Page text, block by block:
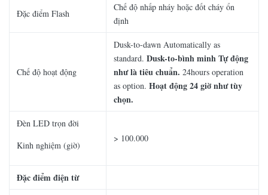
Đặc điểm Flash
Chế độ nhấp nháy hoặc đốt cháy ổn
định
Chế độ hoạt động
Dusk-to-dawn Automatically as
standard. Dusk-to-bình minh Tự động
như là tiêu chuẩn. 24hours operation
as option. Hoạt động 24 giờ như tùy
chọn.
Đèn LED trọn đời
Kinh nghiệm (giờ)
> 100.000
Đặc điểm điện từ